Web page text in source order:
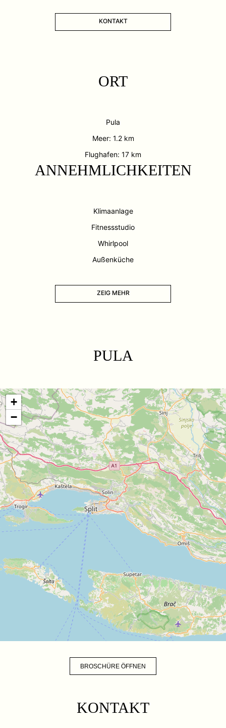
KONTAKT
ORT
Pula
Meer: 1.2 km
Flughafen: 17 km
ANNEHMLICHKEITEN
Klimaanlage
Fitnessstudio
Whirlpool
Außenküche
ZEIG MEHR
PULA
+
−
BROSCHÜRE ÖFFNEN
KONTAKT